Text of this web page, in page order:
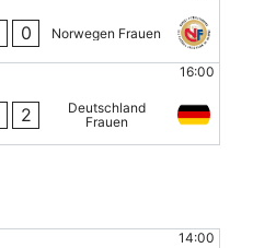
0 Norwegen Frauen
16:00
2
Deutschland
Frauen
14:00